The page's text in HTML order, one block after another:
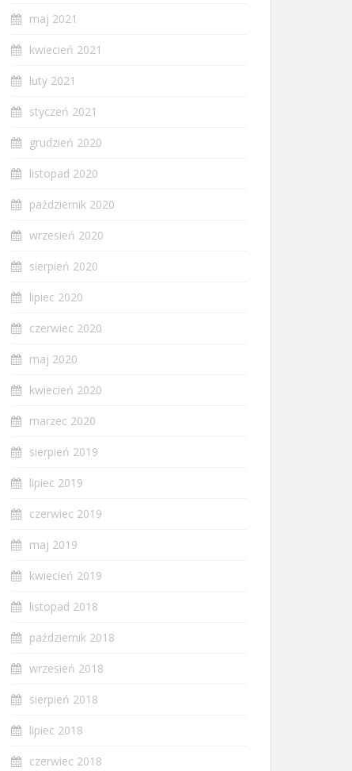
maj 2021
kwiecień 2021
luty 2021
styczeń 2021
grudzień 2020
listopad 2020
październik 2020
wrzesień 2020
sierpień 2020
lipiec 2020
czerwiec 2020
maj 2020
kwiecień 2020
marzec 2020
sierpień 2019
lipiec 2019
czerwiec 2019
maj 2019
kwiecień 2019
listopad 2018
październik 2018
wrzesień 2018
sierpień 2018
lipiec 2018
czerwiec 2018